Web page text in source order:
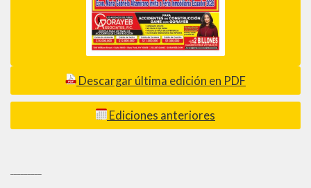
Descargar última edición en PDF
Ediciones anteriores